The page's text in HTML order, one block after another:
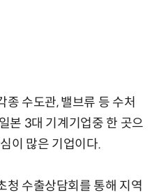
수도관, 밸브류 등 수처
본 3대 기계기업중 한 곳으
이 많은 기업이다.
청 수출상담회를 통해 지역